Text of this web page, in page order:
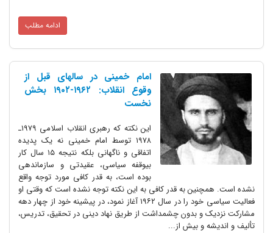
ادامه مطلب
امام خمینی در سالهای قبل از
وقوع انقلاب: ۱۹۶۲-۱۹۰۲ بخش
نخست
این نکته که رهبری انقلاب اسلامی ۱۹۷۹ـ
۱۹۷۸ توسط امام خمینی نه یک پدیده
اتفاقی و ناگهانی بلکه نتیجه ۱۵ سال کار
بیوقفه سیاسی، عقیدتی و سازماندهی
بوده است، به قدر کافی مورد توجه واقع
نشده است. همچنین به قدر کافی به این نکته توجه نشده است که وقتی او
فعالیت سیاسی خود را در سال ۱۹۶۲ آغاز نمود، در پیشینه خود از چهار دهه
مشارکت نزدیک و بدون چشمداشت از طریق نهاد دینی در تحقیق، تدریس،
تألیف و اندیشه و بیش از...